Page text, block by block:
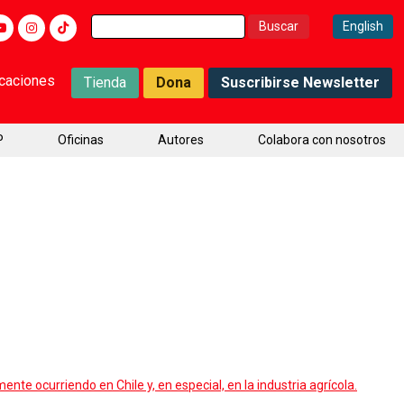
Buscar: English
Tienda Dona Suscribirse Newsletter
Oficinas Autores Colabora con nosotros
ocurriendo en Chile y, en especial, en la industria agrícola.